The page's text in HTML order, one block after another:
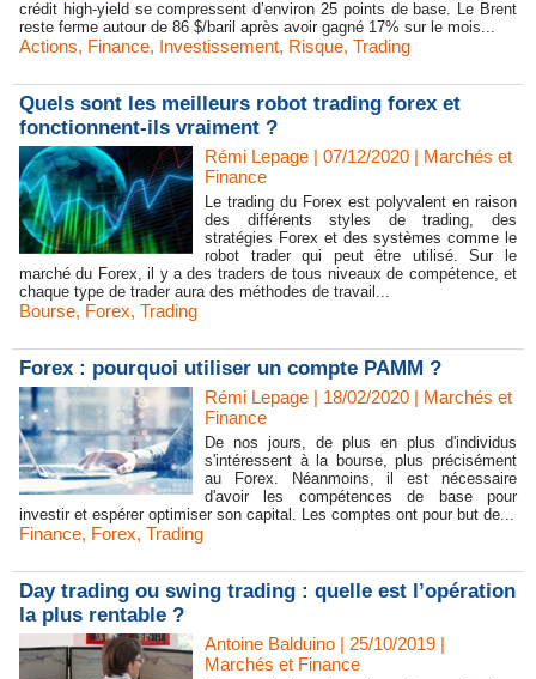
crédit high-yield se compressent d’environ 25 points de base. Le Brent
reste ferme autour de 86 $/baril après avoir gagné 17% sur le mois...
Actions, Finance, Investissement, Risque, Trading
Quels sont les meilleurs robot trading forex et
fonctionnent-ils vraiment ?
Rémi Lepage | 07/12/2020 | Marchés et
Finance
Le trading du Forex est polyvalent en raison
des différents styles de trading, des
stratégies Forex et des systèmes comme le
robot trader qui peut être utilisé. Sur le
marché du Forex, il y a des traders de tous niveaux de compétence, et
chaque type de trader aura des méthodes de travail...
Bourse, Forex, Trading
Forex : pourquoi utiliser un compte PAMM ?
Rémi Lepage | 18/02/2020 | Marchés et
Finance
De nos jours, de plus en plus d'individus
s'intéressent à la bourse, plus précisément
au Forex. Néanmoins, il est nécessaire
d'avoir les compétences de base pour
investir et espérer optimiser son capital. Les comptes ont pour but de...
Finance, Forex, Trading
Day trading ou swing trading : quelle est l’opération
la plus rentable ?
Antoine Balduino | 25/10/2019 |
Marchés et Finance